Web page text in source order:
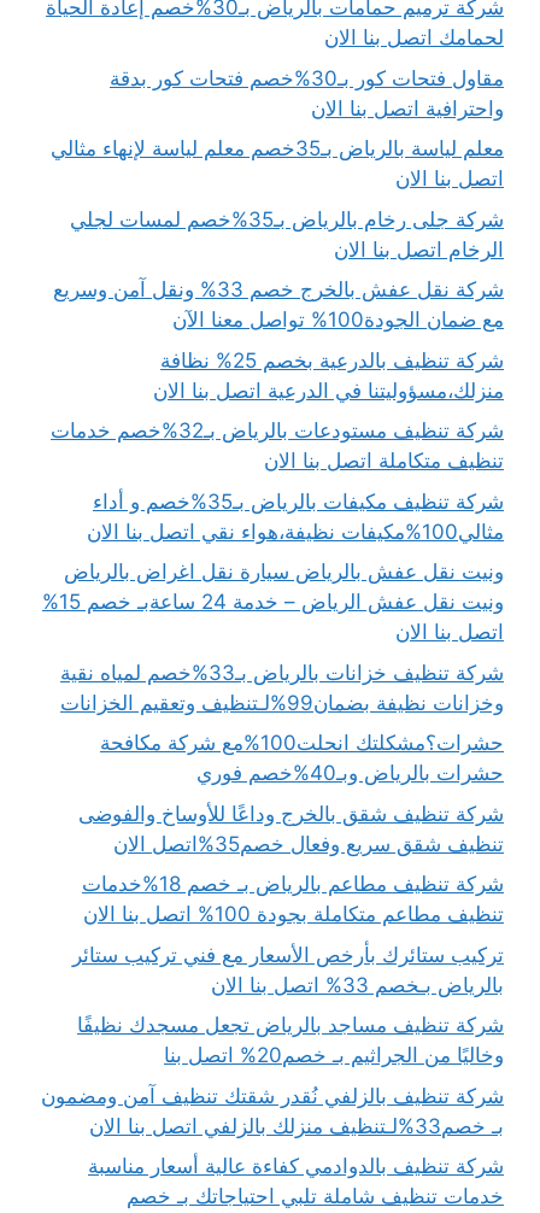
شركة ترميم حمامات بالرياض بـ30%خصم إعادة الحياة
لحمامك اتصل بنا الان
مقاول فتحات كور بـ30%خصم فتحات كور بدقة
واحترافية اتصل بنا الان
معلم لياسة بالرياض بـ35خصم معلم لياسة لإنهاء مثالي
اتصل بنا الان
شركة جلى رخام بالرياض بـ35%خصم لمسات لجلي
الرخام اتصل بنا الان
شركة نقل عفش بالخرج خصم 33% ونقل آمن وسريع
مع ضمان الجودة100% تواصل معنا الآن
شركة تنظيف بالدرعية بخصم 25% نظافة
منزلك،مسؤوليتنا في الدرعية اتصل بنا الان
شركة تنظيف مستودعات بالرياض بـ32%خصم خدمات
تنظيف متكاملة اتصل بنا الان
شركة تنظيف مكيفات بالرياض بـ35%خصم و أداء
مثالي100%مكيفات نظيفة،هواء نقي اتصل بنا الان
ونيت نقل عفش بالرياض سيارة نقل اغراض بالرياض
ونيت نقل عفش الرياض – خدمة 24 ساعةبـ خصم 15%
اتصل بنا الان
شركة تنظيف خزانات بالرياض بـ33%خصم لمياه نقية
وخزانات نظيفة بضمان99%لـتنظيف وتعقيم الخزانات
حشرات؟مشكلتك انحلت100%مع شركة مكافحة
حشرات بالرياض وبـ40%خصم فوري
شركة تنظيف شقق بالخرج وداعًا للأوساخ والفوضى
تنظيف شقق سريع وفعال خصم35%اتصل الان
شركة تنظيف مطاعم بالرياض بـ خصم 18%خدمات
تنظيف مطاعم متكاملة بجودة 100% اتصل بنا الان
تركيب ستائرك بأرخص الأسعار مع فني تركيب ستائر
بالرياض بـخصم 33% اتصل بنا الان
شركة تنظيف مساجد بالرياض تجعل مسجدك نظيفًا
وخاليًا من الجراثيم بـ خصم20% اتصل بنا
شركة تنظيف بالزلفي نُقدر شقتك تنظيف آمن ومضمون
بـ خصم33%لـتنظيف منزلك بالزلفي اتصل بنا الان
شركة تنظيف بالدوادمي كفاءة عالية أسعار مناسبة
خدمات تنظيف شاملة تلبي احتياجاتك بـ خصم